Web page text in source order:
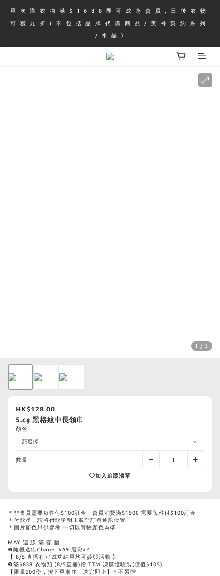
單 次 購 衣 物 滿 $ 1 6 8 8 即 可 成 為 會 員 , 日 後 衣 物
可 獲 九 折 ( 不 包 括 品 牌 代 購 商 品 / 美 神 契 約 系 列
/ 水 晶 )
1 / 3
HK$128.00
5.cg 黑格紋中長領巾
顏色
數量
加入追蹤清單
＊非會員需要每件付$100訂金，會員消費滿$1500 需要每件付$100訂金
＊付款後，請將付款證明上載至訂單通訊位置
＊圖片顏色只供參考 一切以實物顏色為準
MAY 連 線 滿 額 贈
❶隨機送出Chanel #69 唇彩x2
【 8/5 直播有+1成功結單均可參與活動 】
❷滿$888 衣物類 (8/5直播)贈 TTM 凍膜體驗裝(價值$105)
【限量200份，按下單順序，送完即止】＊不累贈